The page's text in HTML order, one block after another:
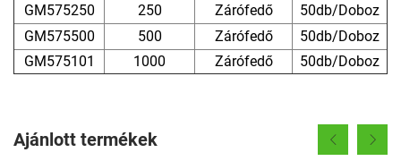
GM575250
250 Zárófedő
50db/Doboz
GM575500
500 Zárófedő
50db/Doboz
GM575101
1000 Zárófedő 50db/Doboz
Ajánlott termékek